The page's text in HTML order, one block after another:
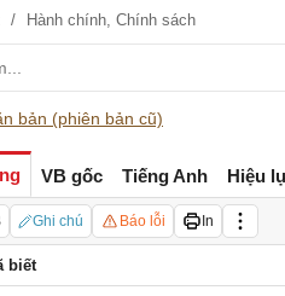
Hành chính, Chính sách
bản (phiên bản cũ)
VB gốc Tiếng Anh Hiệu
Ghi chú Báo lỗi In
biết